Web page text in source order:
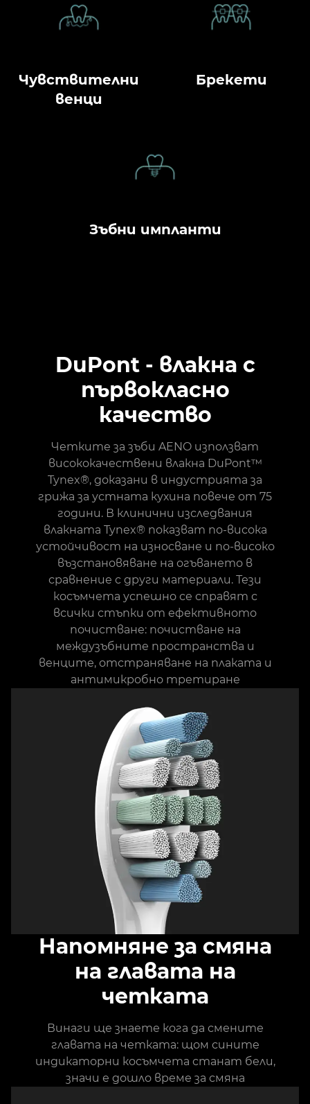
Чувствителни
венци
Брекети
Зъбни импланти
DuPont - влакна с
първокласно
качество
Четките за зъби AENO използват
висококачествени влакна DuPont™
Tynex®, доказани в индустрията за
грижа за устната кухина повече от 75
години. В клинични изследвания
влакната Tynex® показват по-висока
устойчивост на износване и по-високо
възстановяване на огъването в
сравнение с други материали. Тези
косъмчета успешно се справят с
всички стъпки от ефективното
почистване: почистване на
междузъбните пространства и
венците, отстраняване на плаката и
антимикробно третиране
Напомняне за смяна
на главата на
четката
Винаги ще знаете кога да смените
главата на четката: щом сините
индикаторни косъмчета станат бели,
значи е дошло време за смяна